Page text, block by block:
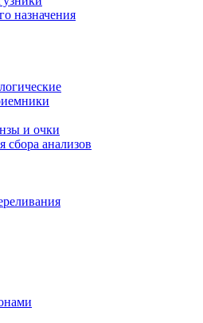
назначения
и очки
сбора анализов